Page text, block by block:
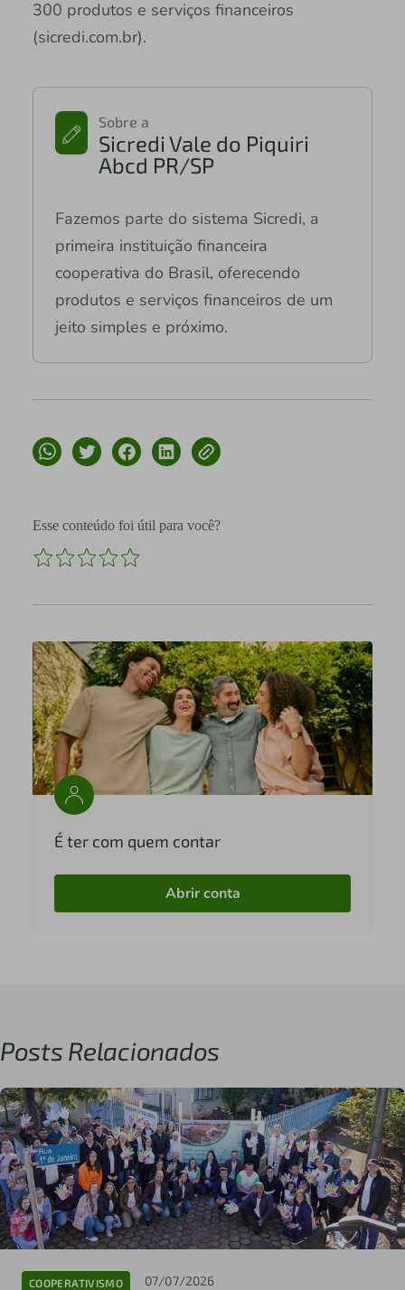
300 produtos e serviços financeiros
(sicredi.com.br).
Sobre a
Sicredi Vale do Piquiri
Abcd PR/SP
Fazemos parte do sistema Sicredi, a
primeira instituição financeira
cooperativa do Brasil, oferecendo
produtos e serviços financeiros de um
jeito simples e próximo.
Esse conteúdo foi útil para você?
É ter com quem contar
Abrir conta
Posts Relacionados
COOPERATIVISMO 07/07/2026